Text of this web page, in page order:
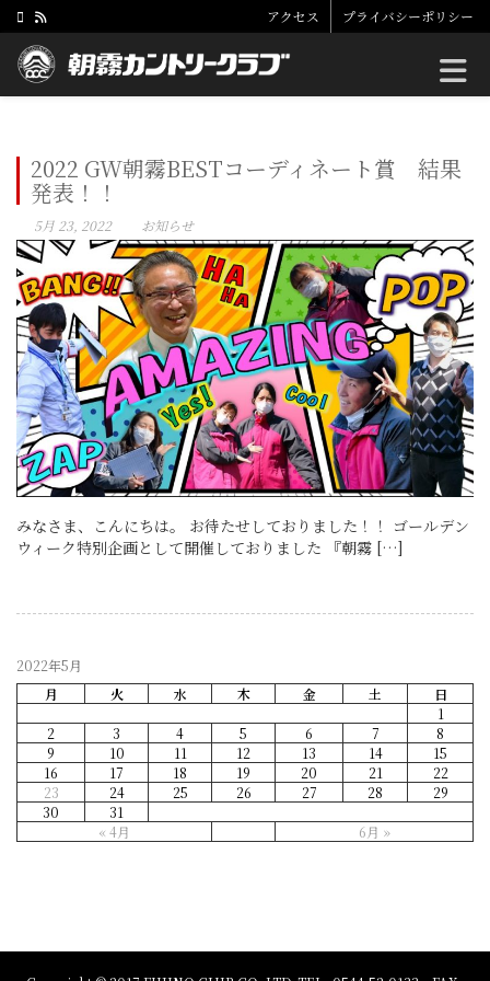
アクセス プライバシーポリシー
2022 GW朝霧BESTコーディネート賞 結果
発表！！
5月 23, 2022 お知らせ
みなさま、こんにちは。 お待たせしておりました！！ ゴールデン
ウィーク特別企画として開催しておりました 『朝霧 […]
2022年5月
月
火 水 木 金 土 日
« 4月 6月 »
1
2
3 4 5 6 7
8
9
10 11 12 13 14
15
16
17 18 19 20 21
22
23
24 25 26 27 28
29
30
31